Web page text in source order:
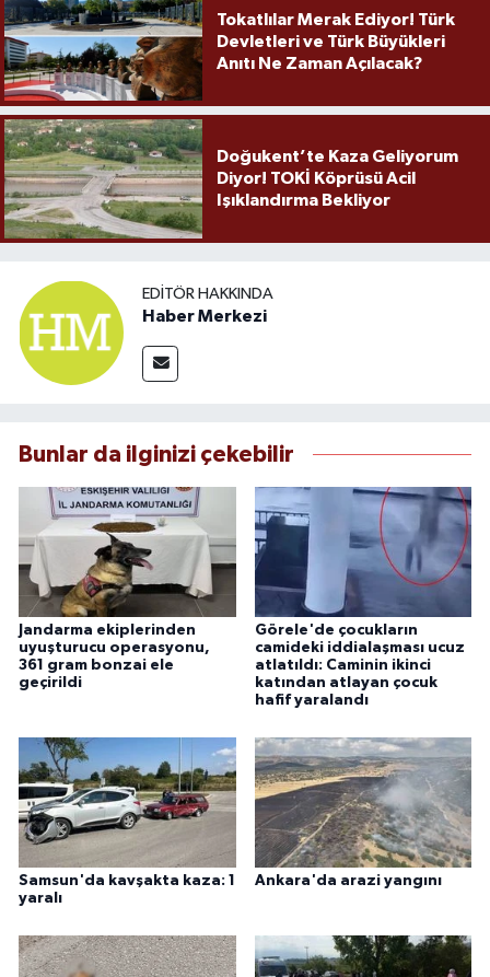
Tokatlılar Merak Ediyor! Türk
Devletleri ve Türk Büyükleri
Anıtı Ne Zaman Açılacak?
Doğukent’te Kaza Geliyorum
Diyor! TOKİ Köprüsü Acil
Işıklandırma Bekliyor
EDITÖR HAKKINDA
Haber Merkezi
Bunlar da ilginizi çekebilir
Jandarma ekiplerinden
uyuşturucu operasyonu,
361 gram bonzai ele
geçirildi
Görele'de çocukların
camideki iddialaşması ucuz
atlatıldı: Caminin ikinci
katından atlayan çocuk
hafif yaralandı
Samsun'da kavşakta kaza: 1
yaralı
Ankara'da arazi yangını